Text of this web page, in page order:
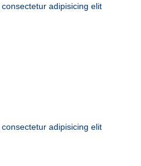
adipisicing elit
adipisicing elit